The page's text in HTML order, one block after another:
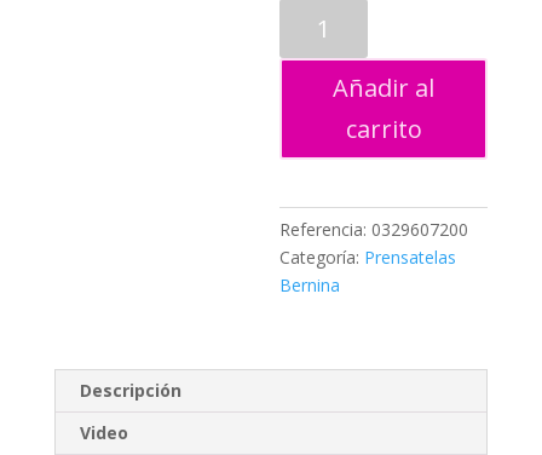
Nº10D
cantidad
Añadir al
carrito
Referencia: 0329607200
Categoría: Prensatelas
Bernina
Descripción
Video